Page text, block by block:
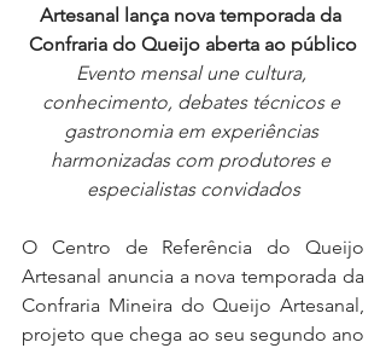
Artesanal lança nova temporada da
Confraria do Queijo aberta ao público
Evento mensal une cultura,
conhecimento, debates técnicos e
gastronomia em experiências
harmonizadas com produtores e
especialistas convidados
O Centro de Referência do Queijo
Artesanal anuncia a nova temporada da
Confraria Mineira do Queijo Artesanal,
projeto que chega ao seu segundo ano